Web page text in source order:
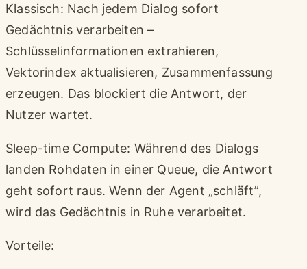
Klassisch: Nach jedem Dialog sofort
Gedächtnis verarbeiten –
Schlüsselinformationen extrahieren,
Vektorindex aktualisieren, Zusammenfassung
erzeugen. Das blockiert die Antwort, der
Nutzer wartet.
Sleep-time Compute: Während des Dialogs
landen Rohdaten in einer Queue, die Antwort
geht sofort raus. Wenn der Agent „schläft”,
wird das Gedächtnis in Ruhe verarbeitet.
Vorteile: